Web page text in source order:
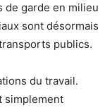
de garde en milieu
sont désormais
publics.
du travail.
simplement